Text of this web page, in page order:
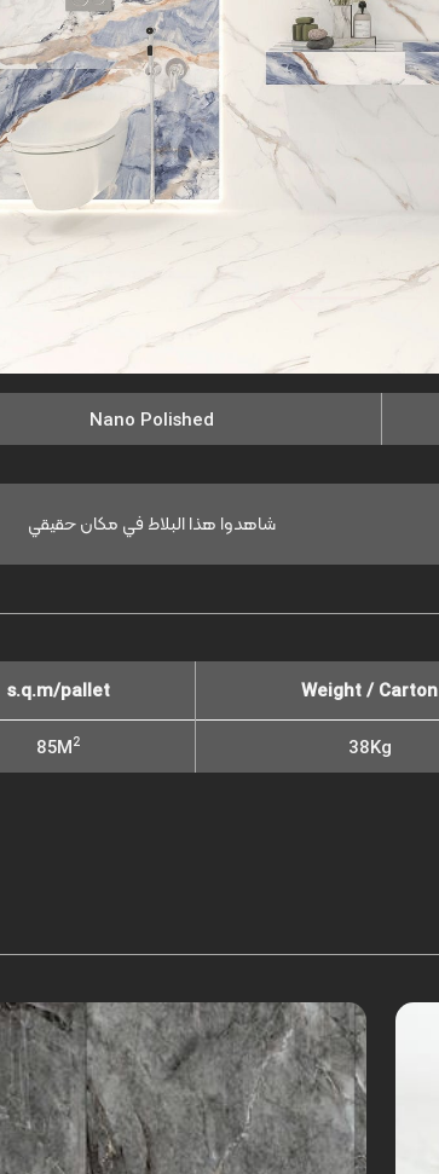
Nano Polished
شاهدوا هذا البلاط في مكان حقيقي
Weight / Carton
s.q.m/pallet
38Kg
85M2